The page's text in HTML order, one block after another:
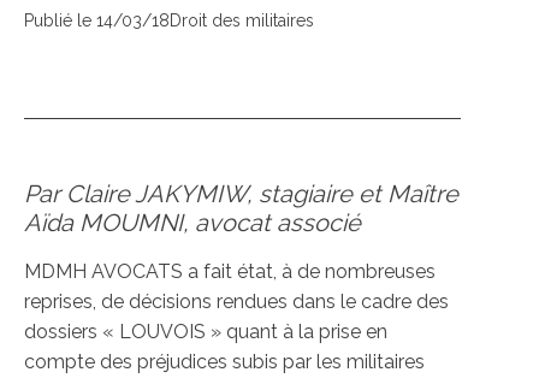
Publié le 14/03/18Droit des militaires
Par Claire JAKYMIW, stagiaire et Maître
Aïda MOUMNI, avocat associé
MDMH AVOCATS a fait état, à de nombreuses
reprises, de décisions rendues dans le cadre des
dossiers « LOUVOIS » quant à la prise en
compte des préjudices subis par les militaires